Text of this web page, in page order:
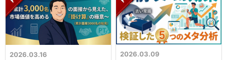
2026.03.16
2026.03.09